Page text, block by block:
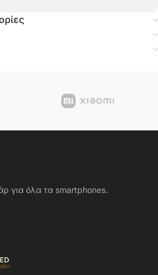
για όλα τα smartphones.